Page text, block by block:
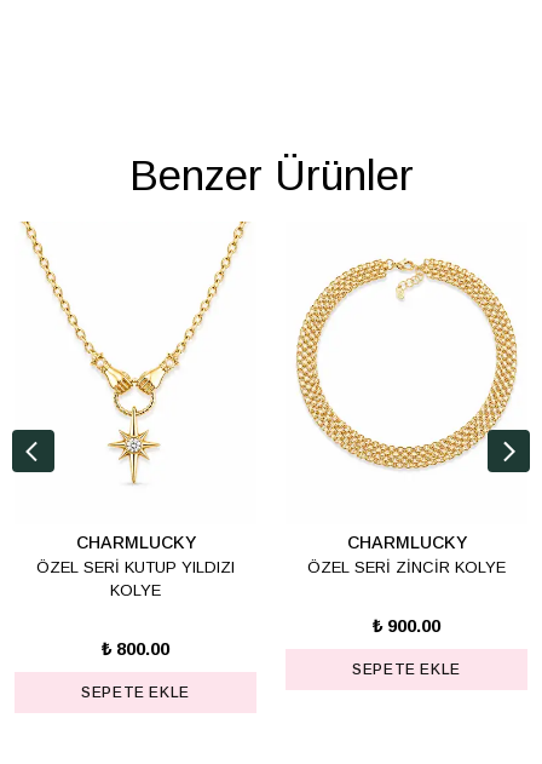
Benzer Ürünler
CHARMLUCKY
ÖZEL SERİ KUTUP YILDIZI
KOLYE
₺ 800.00
SEPETE EKLE
CHARMLUCKY
ÖZEL SERİ ZİNCİR KOLYE
₺ 900.00
SEPETE EKLE